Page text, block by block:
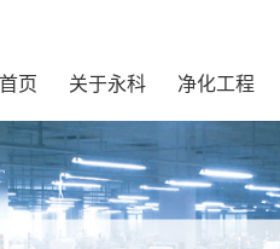
首页 关于永科 净化工程